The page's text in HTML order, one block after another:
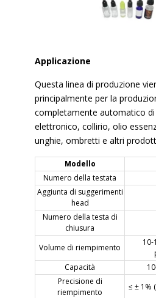
Applicazione
Questa linea di produzione
principalmente per la
completamente automatico
elettronico, collirio, olio
unghie, ombretti e altri
Modello
Numero della testata
Aggiunta di suggerimenti
head
Numero della testa di
chiusura
Volume di riempimento
10-
Capacità
Precisione di
riempimento
≤ ± 1%